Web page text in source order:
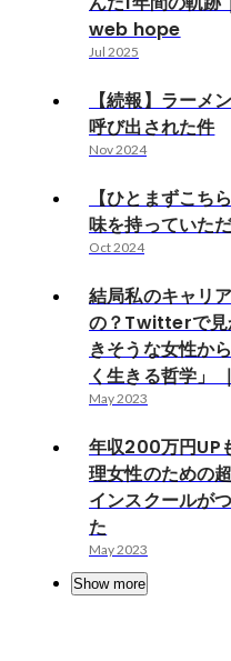
web hope
Jul 2025
【続報】ラーメ
呼び出された件
Nov 2024
【ひとまずこ
味を持っていた
Oct 2024
結局私のキャリ
の？Twitterで見
きそうな女性か
く生きる哲学」
May 2023
年収200万円UP
理女性のための
インスクールが
た
May 2023
Show more